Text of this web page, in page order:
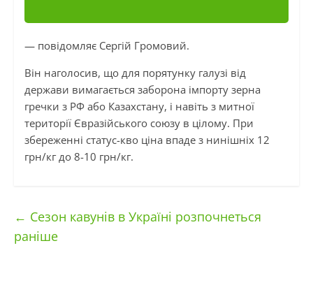
— повідомляє Сергій Громовий.
Він наголосив, що для порятунку галузі від
держави вимагається заборона імпорту зерна
гречки з РФ або Казахстану, і навіть з митної
території Євразійського союзу в цілому. При
збереженні статус-кво ціна впаде з нинішніх 12
грн/кг до 8-10 грн/кг.
← Сезон кавунів в Україні розпочнеться
раніше